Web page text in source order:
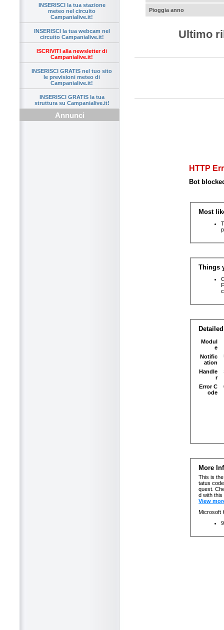
INSERISCI la tua stazione
meteo nel circuito
Campanialive.it!
INSERISCI la tua webcam nel
circuito Campanialive.it!
ISCRIVITI alla newsletter di
Campanialive.it!
INSERISCI GRATIS nel tuo sito
le previsioni meteo di
Campanialive.it!
INSERISCI GRATIS la tua
struttura su Campanialive.it!
Annunci
Pioggia anno
Ultimo